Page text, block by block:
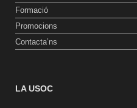
Formació
Promocions
Contacta’ns
LA USOC